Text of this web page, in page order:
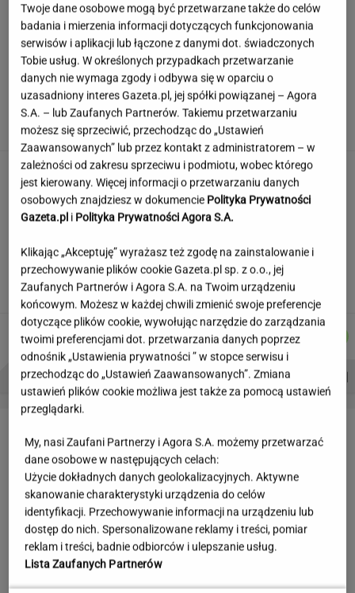
Polka przestrzegano, by nie mówił o chorobie.
"Jestem po przeszczepie"
Dzisiejszy copiątkowy quiz wiedzy nie zostawi
na tobie suchej nitki!
Jedno przekonanie może utrudniać życie
osobom z astygmatyzmem. Zwłaszcza latem
MATERIAŁ PROMOCYJNY
Jeden wakacyjny nawyk może mieć
nieprzyjemne konsekwencje. Też tak robisz?
MATERIAŁ PROMOCYJNY
Autorzy:
KACPER
KOLIBABSKI
MICHAŁ
TRELA
AGNIESZKA
NIEDZIAŁEK
JAKUB
BALCERSKI
PROBLEMY POLSKICH SIATKARZY ZNAK Z '30' WISŁAWA SZYMBORSKA
Reserved wyprzedaje klapki
W WITTCHEN ruszyła wielka
Twoje dane osobowe mogą być przetwarzane także do celów
badania i mierzenia informacji dotyczących funkcjonowania
serwisów i aplikacji lub łączone z danymi dot. świadczonych
Tobie usług. W określonych przypadkach przetwarzanie
danych nie wymaga zgody i odbywa się w oparciu o
uzasadniony interes Gazeta.pl, jej spółki powiązanej – Agora
S.A. – lub Zaufanych Partnerów. Takiemu przetwarzaniu
możesz się sprzeciwić, przechodząc do „Ustawień
Zaawansowanych” lub przez kontakt z administratorem – w
zależności od zakresu sprzeciwu i podmiotu, wobec którego
jest kierowany. Więcej informacji o przetwarzaniu danych
osobowych znajdziesz w dokumencie Polityka Prywatności
Gazeta.pl i Polityka Prywatności Agora S.A.
Klikając „Akceptuję” wyrażasz też zgodę na zainstalowanie i
przechowywanie plików cookie Gazeta.pl sp. z o.o., jej
Zaufanych Partnerów i Agora S.A. na Twoim urządzeniu
końcowym. Możesz w każdej chwili zmienić swoje preferencje
dotyczące plików cookie, wywołując narzędzie do zarządzania
twoimi preferencjami dot. przetwarzania danych poprzez
odnośnik „Ustawienia prywatności ” w stopce serwisu i
przechodząc do „Ustawień Zaawansowanych”. Zmiana
ustawień plików cookie możliwa jest także za pomocą ustawień
przeglądarki.
My, nasi Zaufani Partnerzy i Agora S.A. możemy przetwarzać
dane osobowe w następujących celach:
Użycie dokładnych danych geolokalizacyjnych. Aktywne
skanowanie charakterystyki urządzenia do celów
identyfikacji. Przechowywanie informacji na urządzeniu lub
dostęp do nich. Spersonalizowane reklamy i treści, pomiar
reklam i treści, badnie odbiorców i ulepszanie usług.
Lista Zaufanych Partnerów